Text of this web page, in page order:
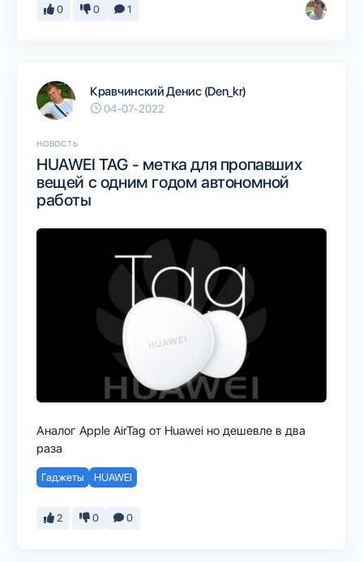
0 0 1
Кравчинский Денис (Den_kr)
04-07-2022
НОВОСТЬ
HUAWEI TAG - метка для пропавших
вещей с одним годом автономной
работы
Аналог Apple AirTag от Huawei но дешевле в два
раза
Гаджеты HUAWEI
2 0 0